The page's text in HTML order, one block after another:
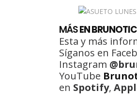
MÁSEN
Esta y más
Síganos en
Instagram
YouTube
en Spotify,